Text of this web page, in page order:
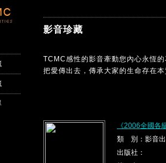
影音珍藏
TCMC感性的影音牽動您內心永恆
把愛傳出去，傳承大家的生命存在
《2006全國各
類 別：影音
出版社：